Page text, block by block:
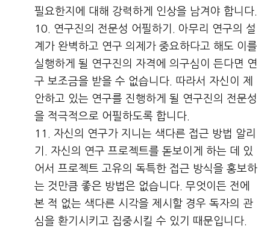
필요한지에 대해 강력하게 인상을 남겨야 합니다.
연구진의 전문성 어필하기. 아무리 연구의 설
계가 완벽하고 연구 의제가 중요하다고 해도 이를
실행하게 될 연구진의 자격에 의구심이 든다면 연
구 보조금을 받을 수 없습니다. 따라서 자신이 제
안하고 있는 연구를 진행하게 될 연구진의 전문성
을 적극적으로 어필하도록 합니다.
자신의 연구가 지니는 색다른 접근 방법 알리
기. 자신의 연구 프로젝트를 돋보이게 하는 데 있
어서 프로젝트 고유의 독특한 접근 방식을 홍보하
는 것만큼 좋은 방법은 없습니다. 무엇이든 전에
본 적 없는 색다른 시각을 제시할 경우 독자의 관
심을 환기시키고 집중시킬 수 있기 때문입니다.